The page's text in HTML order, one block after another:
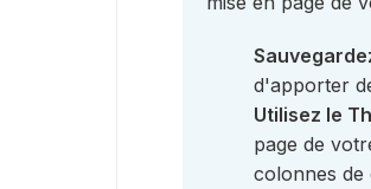
d'apporter
Utilisez le
page de
colonnes de